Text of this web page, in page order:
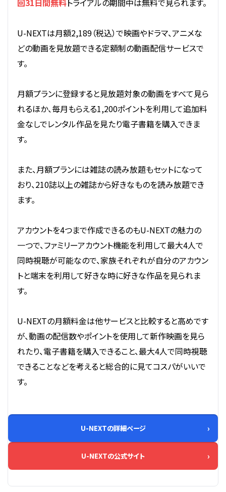
U-NEXTは月額2,189（税込）で映画やドラマ、アニメな
どの動画を見放題できる定額制の動画配信サービスで
す。
月額プランに登録すると見放題対象の動画をすべて見ら
れるほか、毎月もらえる1,200ポイントを利用して追加料
金なしでレンタル作品を見たり電子書籍を購入できま
す。
また、月額プランには雑誌の読み放題もセットになって
おり、210誌以上の雑誌から好きなものを読み放題でき
ます。
アカウントを4つまで作成できるのもU-NEXTの魅力の
一つで、ファミリーアカウント機能を利用して最大4人で
同時視聴が可能なので、家族それぞれが自分のアカウン
トと端末を利用して好きな時に好きな作品を見られま
す。
U-NEXTの月額料金は他サービスと比較すると高めです
が、動画の配信数やポイントを使用して新作映画を見ら
れたり、電子書籍を購入できること、最大4人で同時視聴
できることなどを考えると総合的に見てコスパがいいで
す。
U-NEXTの詳細ページ
U-NEXTの公式サイト